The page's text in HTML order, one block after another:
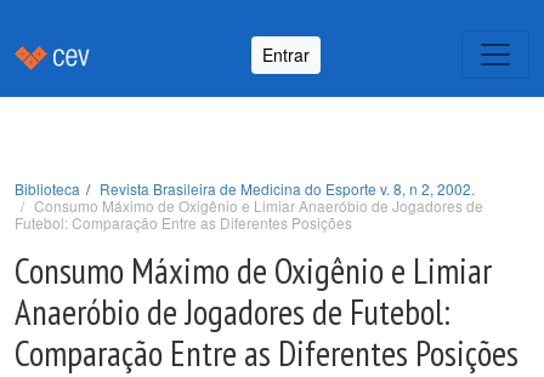
Entrar
Biblioteca
Revista Brasileira de Medicina do Esporte v. 8, n 2, 2002.
Consumo Máximo de Oxigênio e Limiar Anaeróbio de Jogadores de
Futebol: Comparação Entre as Diferentes Posições
Consumo Máximo de Oxigênio e Limiar
Anaeróbio de Jogadores de Futebol:
Comparação Entre as Diferentes Posições